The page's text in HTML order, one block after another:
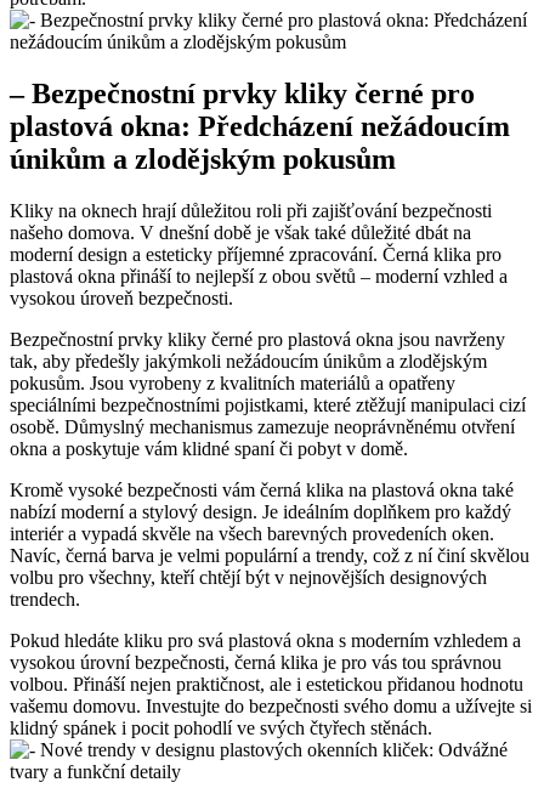
– ⁣Bezpečnostní prvky kliky černé pro
plastová okna: Předcházení⁢ nežádoucím
únikům a zlodějským pokusům
Kliky na oknech hrají důležitou roli při zajišťování ‌bezpečnosti
našeho⁤ domova.‍ V dnešní době ​je však také důležité dbát na
moderní design a esteticky příjemné zpracování. Černá ‍klika⁤ pro
plastová okna přináší to nejlepší z obou světů – moderní vzhled a
vysokou úroveň bezpečnosti.
Bezpečnostní prvky kliky ​černé pro plastová okna jsou navrženy
tak, aby předešly ⁣jakýmkoli ⁢nežádoucím únikům a zlodějským
pokusům. Jsou vyrobeny z kvalitních materiálů a opatřeny
speciálními bezpečnostními pojistkami, které ztěžují manipulaci cizí
osobě. Důmyslný mechanismus zamezuje neoprávněnému otvření ​
okna⁢ a poskytuje vám klidné spaní či pobyt ⁣v domě.
Kromě⁣ vysoké‍ bezpečnosti vám černá klika na plastová okna také
nabízí moderní a stylový design. Je ideálním doplňkem⁢ pro každý
interiér a vypadá skvěle ⁣na všech barevných provedeních oken.
Navíc, černá​ barva je velmi populární a trendy, což z ní činí skvělou
volbu pro všechny, kteří chtějí být v nejnovějších designových
trendech.
Pokud hledáte kliku pro svá plastová okna s moderním vzhledem a
vysokou úrovní ⁤bezpečnosti, černá klika je pro vás tou správnou
volbou. Přináší nejen ‍praktičnost, ale ⁢i estetickou přidanou hodnotu
vašemu domovu. Investujte do bezpečnosti svého domu a užívejte si
klidný spánek i pocit ⁣pohodlí⁤ ve svých čtyřech stěnách.